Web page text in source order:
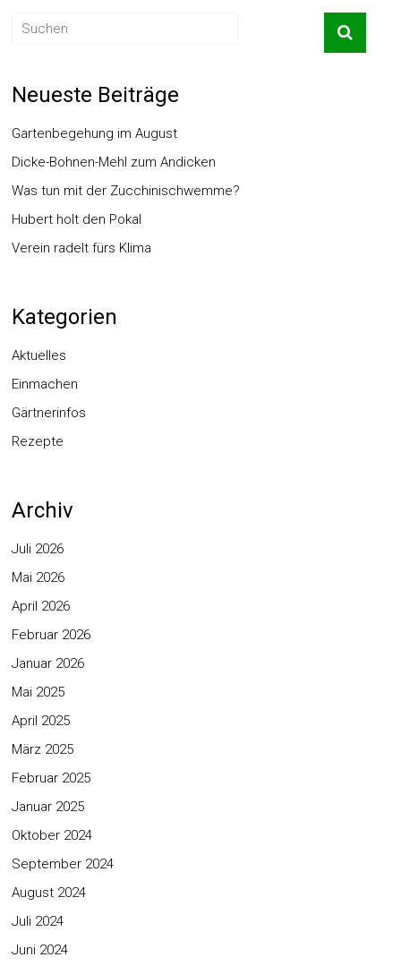
Neueste Beiträge
Gartenbegehung im August
Dicke-Bohnen-Mehl zum Andicken
Was tun mit der Zucchinischwemme?
Hubert holt den Pokal
Verein radelt fürs Klima
Kategorien
Aktuelles
Einmachen
Gärtnerinfos
Rezepte
Archiv
Juli 2026
Mai 2026
April 2026
Februar 2026
Januar 2026
Mai 2025
April 2025
März 2025
Februar 2025
Januar 2025
Oktober 2024
September 2024
August 2024
Juli 2024
Juni 2024